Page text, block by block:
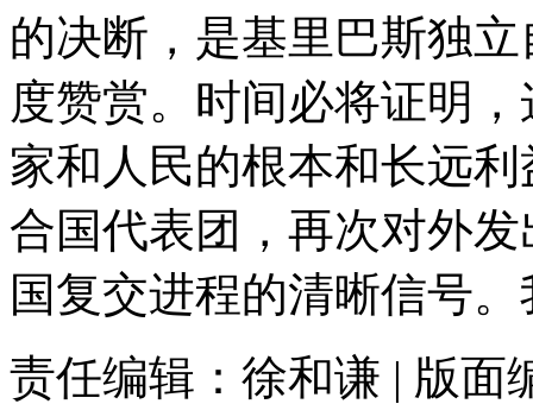
的决断，是基里巴斯独
度赞赏。时间必将证明
家和人民的根本和长远
合国代表团，再次对外
国复交进程的清晰信号
责任编辑：徐和谦 | 版面